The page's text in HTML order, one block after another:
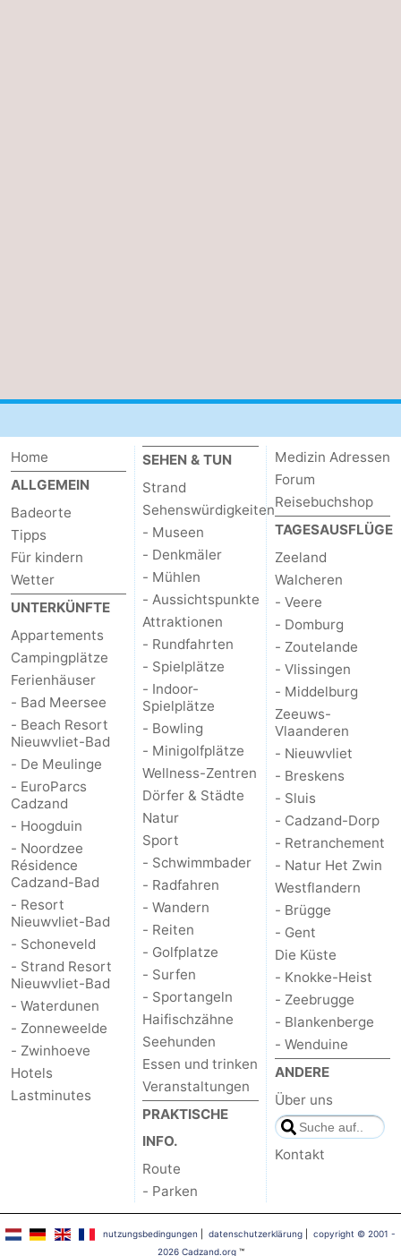
Home
ALLGEMEIN
Badeorte
Tipps
Für kindern
Wetter
UNTERKÜNFTE
Appartements
Campingplätze
Ferienhäuser
- Bad Meersee
- Beach Resort
Nieuwvliet-Bad
- De Meulinge
- EuroParcs
Cadzand
- Hoogduin
- Noordzee
Résidence
Cadzand-Bad
- Resort
Nieuwvliet-Bad
- Schoneveld
- Strand Resort
Nieuwvliet-Bad
- Waterdunen
- Zonneweelde
- Zwinhoeve
Hotels
Lastminutes
SEHEN & TUN
Strand
Sehenswürdigkeiten
- Museen
- Denkmäler
- Mühlen
- Aussichtspunkte
Attraktionen
- Rundfahrten
- Spielplätze
- Indoor-
Spielplätze
- Bowling
- Minigolfplätze
Wellness-Zentren
Dörfer & Städte
Natur
Sport
- Schwimmbader
- Radfahren
- Wandern
- Reiten
- Golfplatze
- Surfen
- Sportangeln
Haifischzähne
Seehunden
Essen und trinken
Veranstaltungen
PRAKTISCHE
INFO.
Route
- Parken
Medizin Adressen
Forum
Reisebuchshop
TAGESAUSFLÜGE
Zeeland
Walcheren
- Veere
- Domburg
- Zoutelande
- Vlissingen
- Middelburg
Zeeuws-
Vlaanderen
- Nieuwvliet
- Breskens
- Sluis
- Cadzand-Dorp
- Retranchement
- Natur Het Zwin
Westflandern
- Brügge
- Gent
Die Küste
- Knokke-Heist
- Zeebrugge
- Blankenberge
- Wenduine
ANDERE
Über uns
Kontakt
nutzungsbedingungen datenschutzerklärung| copyright © 2001 -
2026 Cadzand.org™